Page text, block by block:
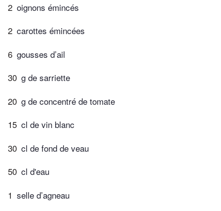
2 oignons émincés
2 carottes émincées
6 gousses d’ail
30 g de sarriette
20 g de concentré de tomate
15 cl de vin blanc
30 cl de fond de veau
50 cl d'eau
1 selle d’agneau